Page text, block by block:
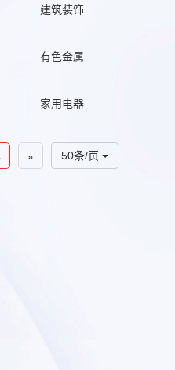
建筑装饰
有色金属
家用电器
50条/页
»